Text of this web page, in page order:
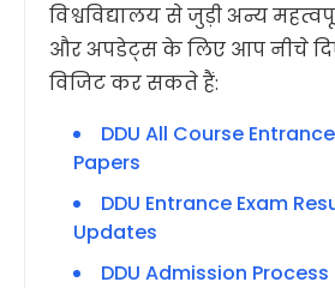
विश्वविद्यालय से जुड़ी अन्य
और अपडेट्स के लिए आप नीचे
विजिट कर सकते हैं:
DDU All Course
Papers
DDU Entrance Exam
Updates
DDU Admission